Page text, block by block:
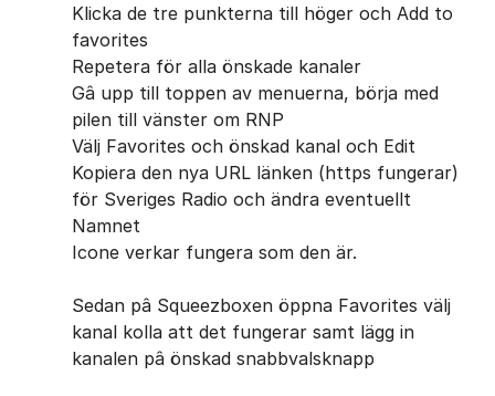
Klicka de tre punkterna till höger och Add to
favorites
Repetera för alla önskade kanaler
Gâ upp till toppen av menuerna, börja med
pilen till vänster om RNP
Välj Favorites och önskad kanal och Edit
Kopiera den nya URL länken (https fungerar)
för Sveriges Radio och ändra eventuellt
Namnet
Icone verkar fungera som den är.
Sedan pâ Squeezboxen öppna Favorites välj
kanal kolla att det fungerar samt lägg in
kanalen pâ önskad snabbvalsknapp